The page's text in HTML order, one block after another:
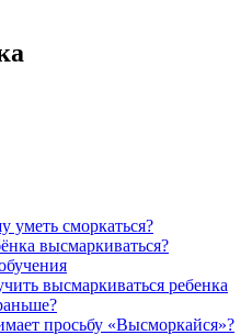
уметь сморкаться?
высмаркиваться?
высмаркиваться ребенка
просьбу «Высморкайся»?